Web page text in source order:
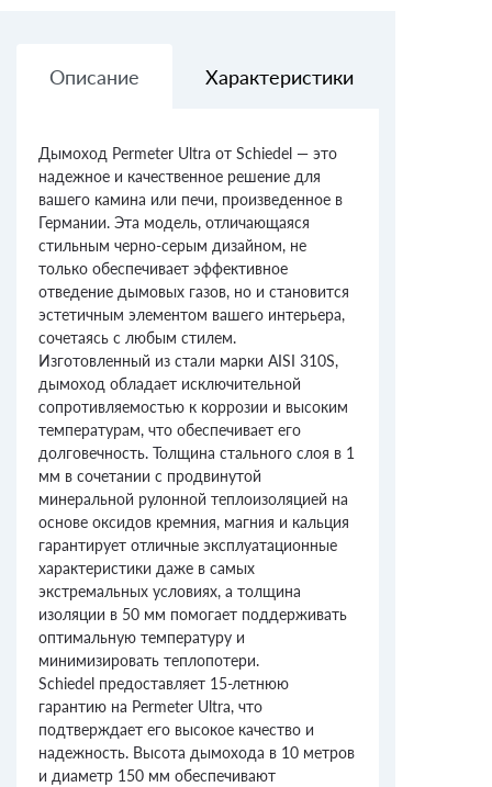
Описание Характеристики
Дымоход Permeter Ultra от Schiedel — это
надежное и качественное решение для
вашего камина или печи, произведенное в
Германии. Эта модель, отличающаяся
стильным черно-серым дизайном, не
только обеспечивает эффективное
отведение дымовых газов, но и становится
эстетичным элементом вашего интерьера,
сочетаясь с любым стилем.
Изготовленный из стали марки AISI 310S,
дымоход обладает исключительной
сопротивляемостью к коррозии и высоким
температурам, что обеспечивает его
долговечность. Толщина стального слоя в 1
мм в сочетании с продвинутой
минеральной рулонной теплоизоляцией на
основе оксидов кремния, магния и кальция
гарантирует отличные эксплуатационные
характеристики даже в самых
экстремальных условиях, а толщина
изоляции в 50 мм помогает поддерживать
оптимальную температуру и
минимизировать теплопотери.
Schiedel предоставляет 15-летнюю
гарантию на Permeter Ultra, что
подтверждает его высокое качество и
надежность. Высота дымохода в 10 метров
и диаметр 150 мм обеспечивают